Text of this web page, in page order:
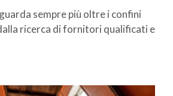
sempre più oltre i confini
ricerca di fornitori qualificati e